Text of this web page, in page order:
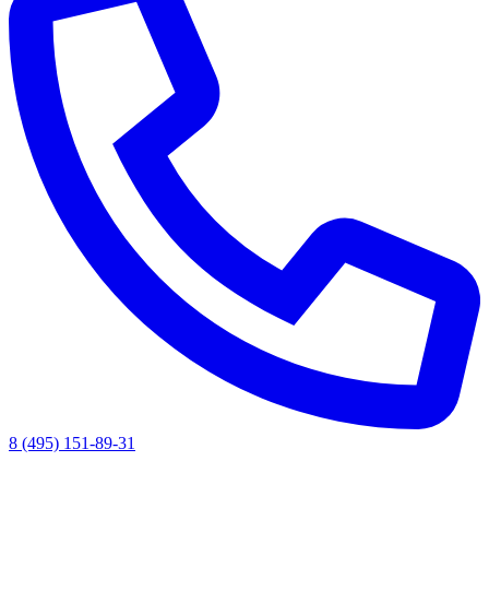
8 (495) 151-89-31